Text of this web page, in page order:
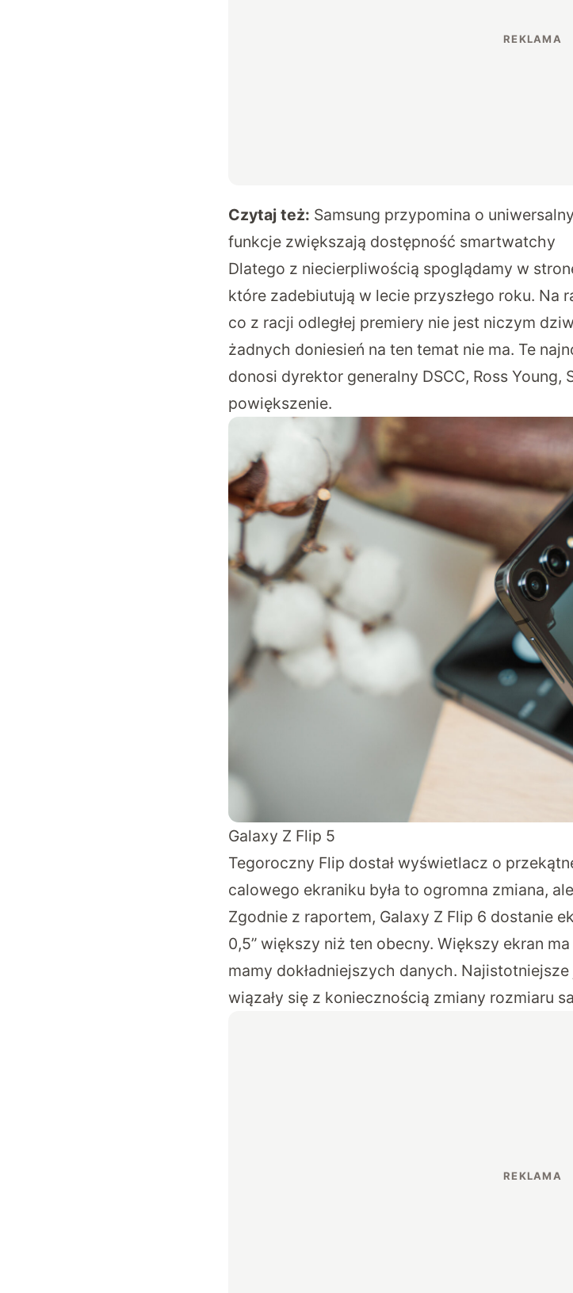
Czytaj też: Samsung przypomina o
funkcje zwiększają dostępność smartwatchy
Dlatego z niecierpliwością spoglądamy w
które zadebiutują w lecie przyszłego roku. Na
co z racji odległej premiery nie jest niczym
żadnych doniesień na ten temat nie ma. Te
donosi dyrektor generalny DSCC, Ross Young,
powiększenie.
Galaxy Z Flip 5
Tegoroczny Flip dostał wyświetlacz o
calowego ekraniku była to ogromna zmiana,
Zgodnie z raportem, Galaxy Z Flip 6 dostanie
0,5” większy niż ten obecny. Większy ekran
mamy dokładniejszych danych.
wiązały się z koniecznością zmiany rozmiaru